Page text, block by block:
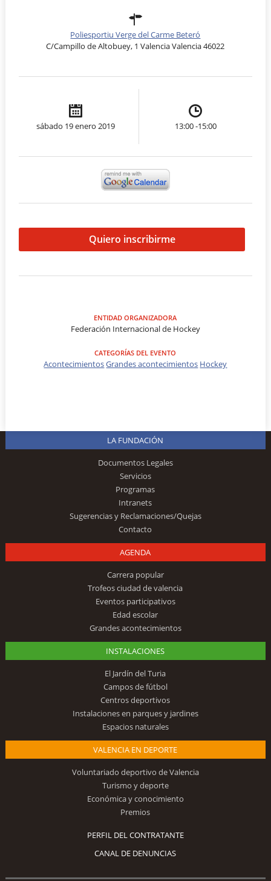
Poliesportiu Verge del Carme Beteró
C/Campillo de Altobuey, 1 Valencia Valencia 46022
sábado 19 enero 2019 13:00 -15:00
Quiero inscribirme
ENTIDAD ORGANIZADORA
Federación Internacional de Hockey
CATEGORÍAS DEL EVENTO
AcontecimientosGrandes acontecimientos Hockey
LA FUNDACIÓN
Documentos Legales
Servicios
Programas
Intranets
Sugerencias y Reclamaciones/Quejas
Contacto
AGENDA
Carrera popular
Trofeos ciudad de valencia
Eventos participativos
Edad escolar
Grandes acontecimientos
INSTALACIONES
El Jardín del Turia
Campos de fútbol
Centros deportivos
Instalaciones en parques y jardines
Espacios naturales
VALENCIA EN DEPORTE
Voluntariado deportivo de Valencia
Turismo y deporte
Económica y conocimiento
Premios
PERFIL DEL CONTRATANTE
CANAL DE DENUNCIAS